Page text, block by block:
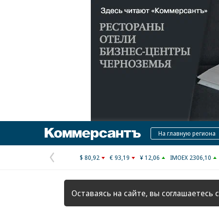
КоммерсантъНа главную региона
Предыдущая
страница
$ 80,92 € 93,19 ¥ 12,06 IMOEX 2306,10
Оставаясь на сайте, вы соглашаетесь с